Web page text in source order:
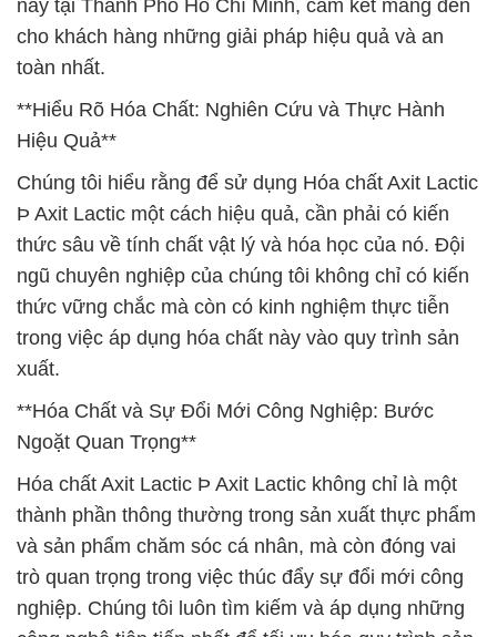
này tại Thành Phố Hồ Chí Minh, cam kết mang đến
cho khách hàng những giải pháp hiệu quả và an
toàn nhất.
**Hiểu Rõ Hóa Chất: Nghiên Cứu và Thực Hành
Hiệu Quả**
Chúng tôi hiểu rằng để sử dụng Hóa chất Axit Lactic
Þ Axit Lactic một cách hiệu quả, cần phải có kiến
thức sâu về tính chất vật lý và hóa học của nó. Đội
ngũ chuyên nghiệp của chúng tôi không chỉ có kiến
thức vững chắc mà còn có kinh nghiệm thực tiễn
trong việc áp dụng hóa chất này vào quy trình sản
xuất.
**Hóa Chất và Sự Đổi Mới Công Nghiệp: Bước
Ngoặt Quan Trọng**
Hóa chất Axit Lactic Þ Axit Lactic không chỉ là một
thành phần thông thường trong sản xuất thực phẩm
và sản phẩm chăm sóc cá nhân, mà còn đóng vai
trò quan trọng trong việc thúc đẩy sự đổi mới công
nghiệp. Chúng tôi luôn tìm kiếm và áp dụng những